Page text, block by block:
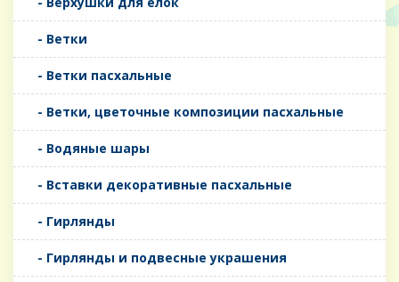
- Ветки
- Ветки пасхальные
- Ветки, цветочные композиции пасхальные
- Водяные шары
- Вставки декоративные пасхальные
- Гирлянды
- Гирлянды и подвесные украшения